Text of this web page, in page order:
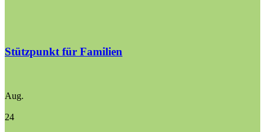
Stützpunkt für Familien
Aug.
24